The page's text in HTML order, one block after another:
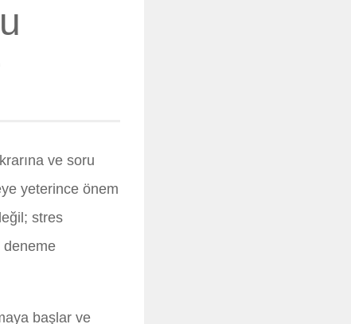
ve soru
yeterince önem
stres
deneme
başlar ve